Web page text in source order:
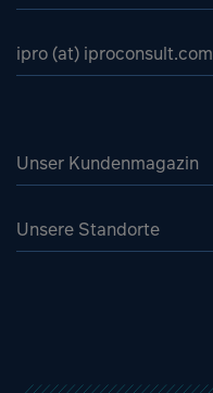
ipro (at) iproconsult.com
Unser Kundenmagazin
Unsere Standorte